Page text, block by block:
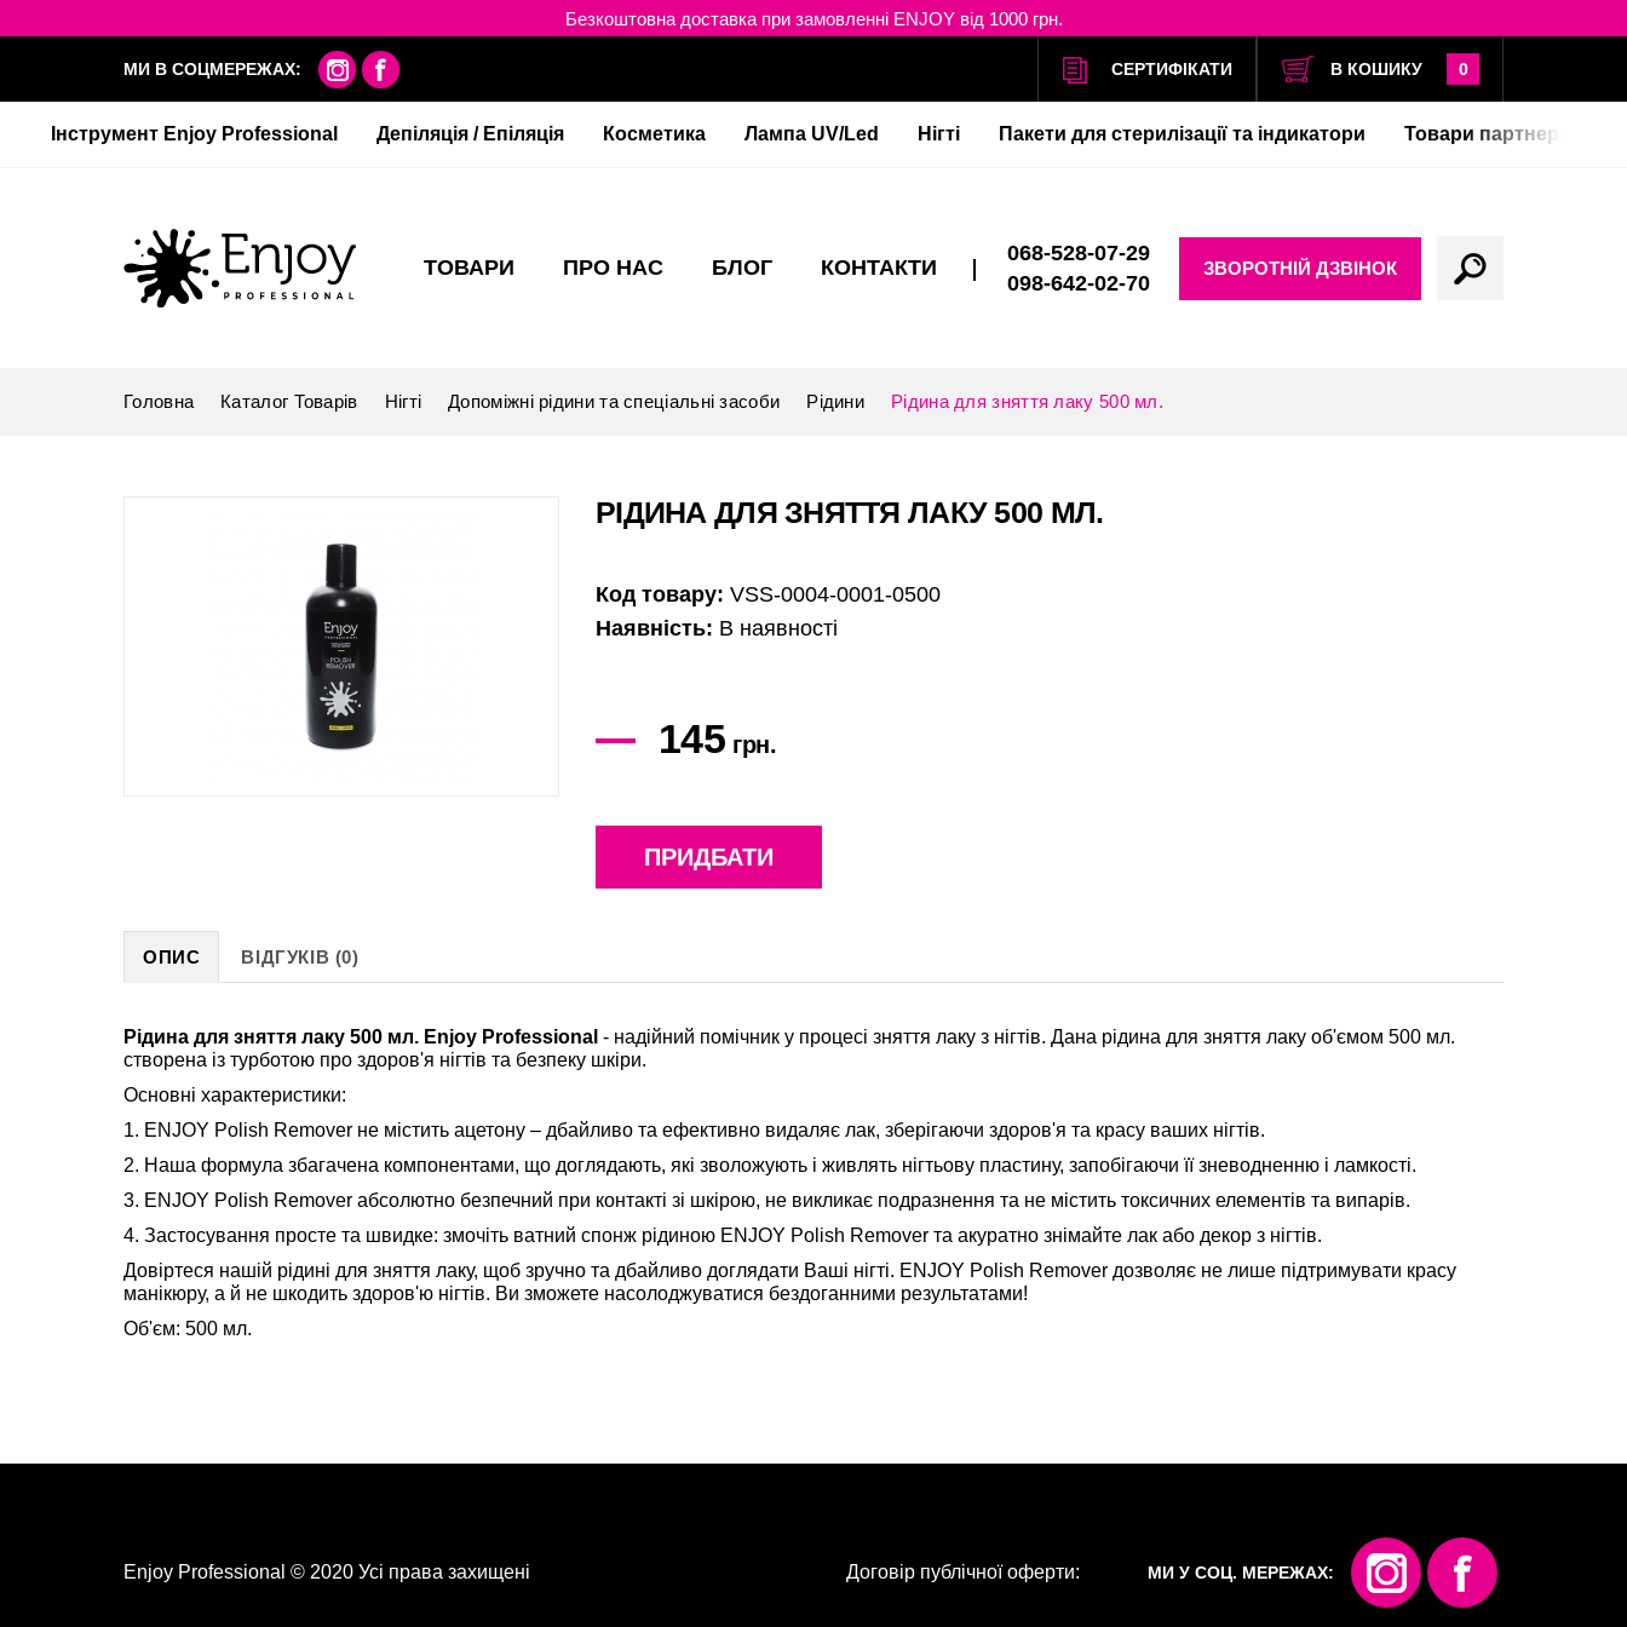
Безкоштовна доставка при замовленні ENJOY від 1000 грн.
МИ В СОЦМЕРЕЖАХ: СЕРТИФІКАТИ В КОШИКУ 0
Інструмент Enjoy Professional Депіляція / Епіляція Косметика Лампа UV/Led Нігті Пакети для стерилізації та індикатори Товари партнерів
ТОВАРИ ПРО НАС БЛОГ КОНТАКТИ
068-528-07-29
098-642-02-70
ЗВОРОТНІЙ ДЗВІНОК
Головна Каталог Товарів Нігті Допоміжні рідини та спеціальні засоби Рідини Рідина для зняття лаку 500 мл.
РІДИНА ДЛЯ ЗНЯТТЯ ЛАКУ 500 МЛ.
Код товару: VSS-0004-0001-0500
Наявність: В наявності
145 грн.
ПРИДБАТИ
ОПИС ВІДГУКІВ (0)
Рідина для зняття лаку 500 мл. Enjoy Professional - надійний помічник у процесі зняття лаку з нігтів. Дана рідина для зняття лаку об'ємом 500 мл.
створена із турботою про здоров'я нігтів та безпеку шкіри.
Основні характеристики:
1. ENJOY Polish Remover не містить ацетону – дбайливо та ефективно видаляє лак, зберігаючи здоров'я та красу ваших нігтів.
2. Наша формула збагачена компонентами, що доглядають, які зволожують і живлять нігтьову пластину, запобігаючи її зневодненню і ламкості.
3. ENJOY Polish Remover абсолютно безпечний при контакті зі шкірою, не викликає подразнення та не містить токсичних елементів та випарів.
4. Застосування просте та швидке: змочіть ватний спонж рідиною ENJOY Polish Remover та акуратно знімайте лак або декор з нігтів.
Довіртеся нашій рідині для зняття лаку, щоб зручно та дбайливо доглядати Ваші нігті. ENJOY Polish Remover дозволяє не лише підтримувати красу
манікюру, а й не шкодить здоров'ю нігтів. Ви зможете насолоджуватися бездоганними результатами!
Об'єм: 500 мл.
Enjoy Professional © 2020 Усі права захищені Договір публічної оферти: МИ У СОЦ. МЕРЕЖАХ: